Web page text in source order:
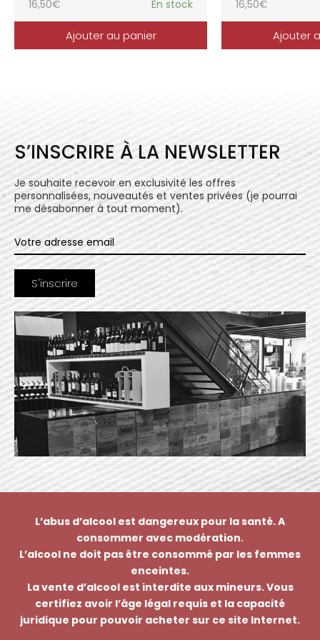
16,50€ En stock
Ajouter au panier
16,50€
Ajouter
S’INSCRIRE À LA NEWSLETTER
Je souhaite recevoir en exclusivité les offres
personnalisées, nouveautés et ventes privées (je pourrai
me désabonner à tout moment).
L’abus d’alcool est dangereux pour la santé. A
consommer avec modération.
L’alcool ne doit pas être consommé par les femmes
enceintes.
La vente d’alcool est interdite aux mineurs. Vous
certifiez avoir l’âge légal requis et la capacité
juridique pour pouvoir acheter sur ce site Internet.